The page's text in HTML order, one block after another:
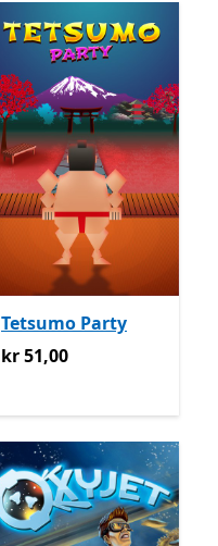
Tetsumo Party
kr 51,00
kr 51,00